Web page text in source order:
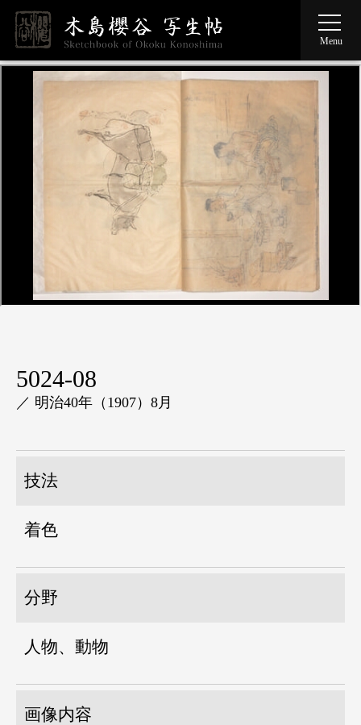
5024-08
／ 明治40年（1907）8月
技法
着色
分野
人物、動物
画像内容